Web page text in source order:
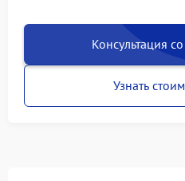
Консультация
Узнать